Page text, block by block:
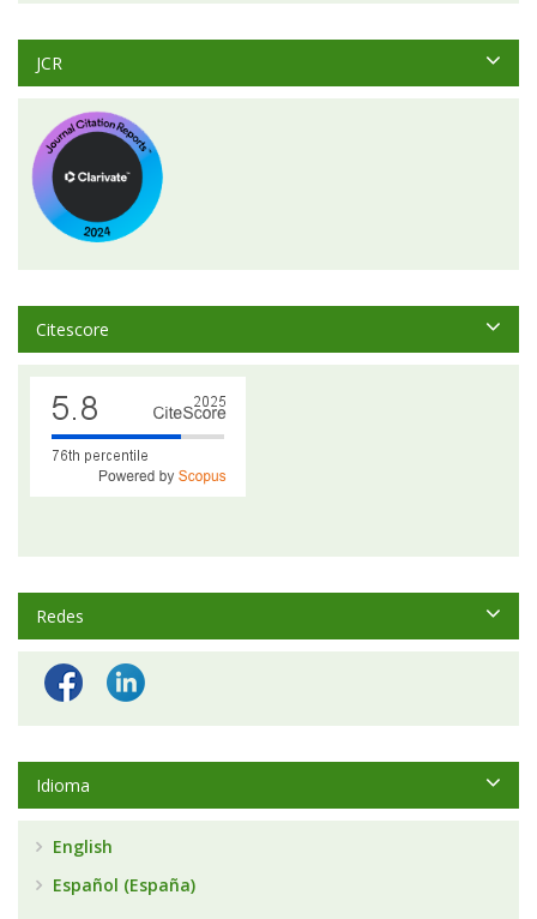
JCR
Citescore
Redes
Idioma
English
Español (España)